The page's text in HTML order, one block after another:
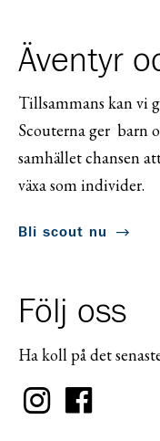
Äventyr
Tillsammans kan vi
Scouterna ger barn
samhället chansen
växa som individer.
Bli scout nu
Följ oss
Ha koll på det